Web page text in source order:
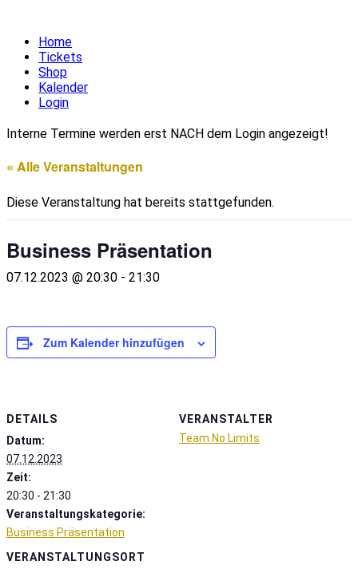
Home
Tickets
Shop
Kalender
Login
Interne Termine werden erst NACH dem Login angezeigt!
« Alle Veranstaltungen
Diese Veranstaltung hat bereits stattgefunden.
Business Präsentation
07.12.2023 @ 20:30 - 21:30
Zum Kalender hinzufügen
DETAILS
Datum:
07.12.2023
Zeit:
20:30 - 21:30
Veranstaltungskategorie:
Business Präsentation
VERANSTALTUNGSORT
VERANSTALTER
Team No Limits